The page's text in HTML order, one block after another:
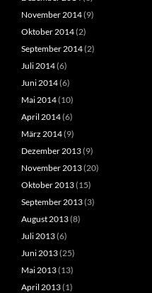
November 2014(9)
Oktober 2014(2)
September 2014(2)
Juli 2014(6)
Juni 2014(6)
Mai 2014(10)
April 2014(6)
März 2014(9)
Dezember 2013(9)
November 2013(20)
Oktober 2013(15)
September 2013(3)
August 2013(8)
Juli 2013(6)
Juni 2013(25)
Mai 2013(13)
April 2013(1)